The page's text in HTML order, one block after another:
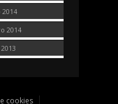
2014
cookies